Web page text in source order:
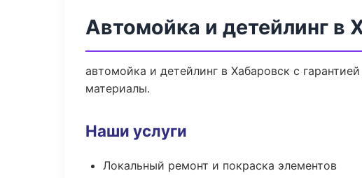
Автомойка и детейлинг в
автомойка и детейлинг в Хабаровск с
материалы.
Наши услуги
Локальный ремонт и покраска элементов